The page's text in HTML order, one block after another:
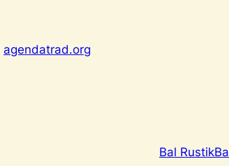
agendatrad.org
Bal Rustik